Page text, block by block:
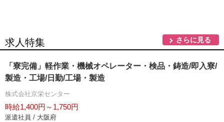
求人特集 さらに見る
「寮完備」軽作業・機械オペレーター・検品・鋳造/即入寮/
製造・工場/日勤/工場・製造
株式会社京栄センター
時給1,400円～1,750円
派遣社員 / 大阪府